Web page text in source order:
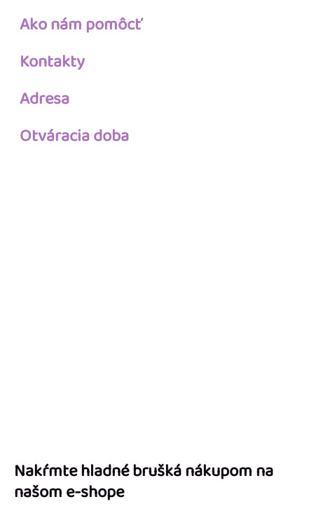
Ako nám pomôcť
Kontakty
Adresa
Otváracia doba
Nakŕmte hladné brušká nákupom na
našom e-shope